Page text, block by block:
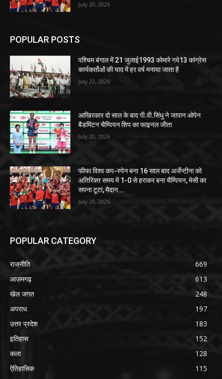
July 20, 2026
POPULAR POSTS
पश्चिम बंगाल में 21 जुलाई1993 कोमारे गये13 कांग्रेस
कार्यकर्तोओं की याद में हर वर्ष मनाया जाता है
July 22, 2026
आखिरकार दो साल के बाद पी.वी.सिंधु ने जापान ओपेन
बैडमिंटन चैम्पियन शिप का फाइनल जीता
July 20, 2026
फीफा विश्व कप-स्पेन बना 16 साल बाद अर्जेन्टीना को
अतिरिक्त समय में 1-0 से हराकर बना चैम्पियन, मेसी का
सपना टूटा, मैदान...
July 20, 2026
POPULAR CATEGORY
राजनीति
669
आज़मगढ़
613
खेल जगत
248
अपराध
197
उत्तर प्रदेश
183
इतिहास
152
कला
128
ऐतिहासिक
115